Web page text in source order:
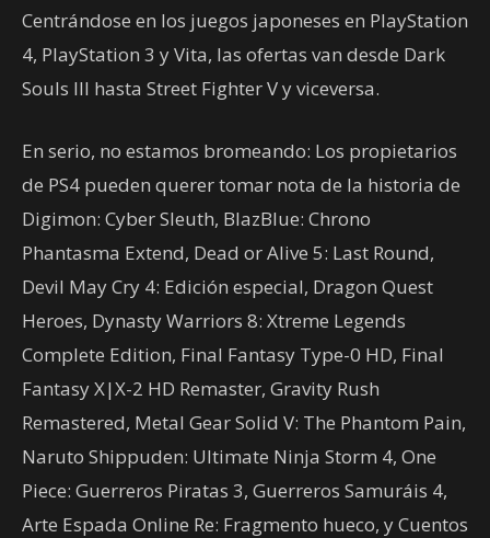
Centrándose en los juegos japoneses en PlayStation
4, PlayStation 3 y Vita, las ofertas van desde Dark
Souls III hasta Street Fighter V y viceversa.
En serio, no estamos bromeando: Los propietarios
de PS4 pueden querer tomar nota de la historia de
Digimon: Cyber Sleuth, BlazBlue: Chrono
Phantasma Extend, Dead or Alive 5: Last Round,
Devil May Cry 4: Edición especial, Dragon Quest
Heroes, Dynasty Warriors 8: Xtreme Legends
Complete Edition, Final Fantasy Type-0 HD, Final
Fantasy X|X-2 HD Remaster, Gravity Rush
Remastered, Metal Gear Solid V: The Phantom Pain,
Naruto Shippuden: Ultimate Ninja Storm 4, One
Piece: Guerreros Piratas 3, Guerreros Samuráis 4,
Arte Espada Online Re: Fragmento hueco, y Cuentos